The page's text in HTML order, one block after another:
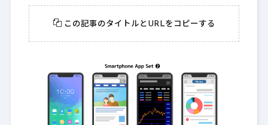
この記事のタイトルとURLをコピーする